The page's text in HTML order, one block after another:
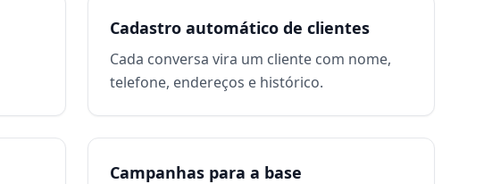
Cadastro automático de clientes
Cada conversa vira um cliente com nome,
telefone, endereços e histórico.
Campanhas para a base